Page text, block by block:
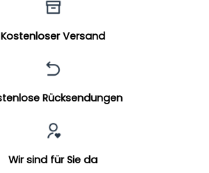
Kostenloser Versand
Rücksendungen
Wir sind für Sie da